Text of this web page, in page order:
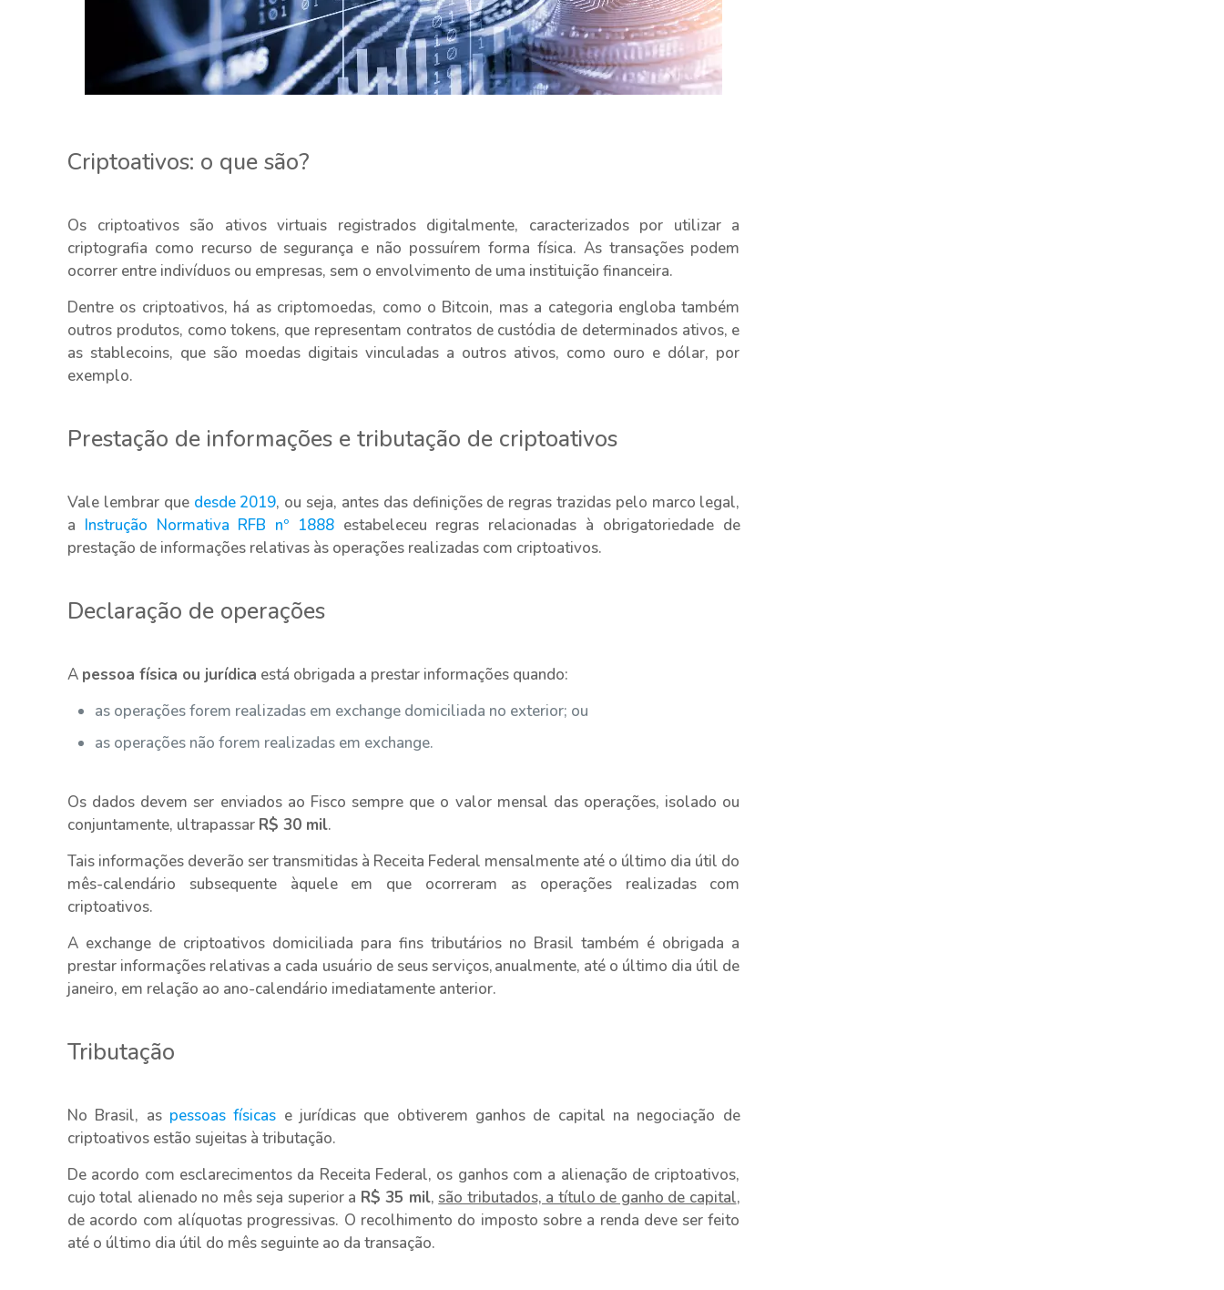
Criptoativos: o que são?
Os criptoativos são ativos virtuais registrados digitalmente, caracterizados por utilizar a
criptografia como recurso de segurança e não possuírem forma física. As transações podem
ocorrer entre indivíduos ou empresas, sem o envolvimento de uma instituição financeira.
Dentre os criptoativos, há as criptomoedas, como o Bitcoin, mas a categoria engloba também
outros produtos, como tokens, que representam contratos de custódia de determinados ativos, e
as stablecoins, que são moedas digitais vinculadas a outros ativos, como ouro e dólar, por
exemplo.
Prestação de informações e tributação de criptoativos
Vale lembrar que desde 2019, ou seja, antes das definições de regras trazidas pelo marco legal,
a Instrução Normativa RFB nº 1888estabeleceu regras relacionadas à obrigatoriedade de
prestação de informações relativas às operações realizadas com criptoativos.
Declaração de operações
A pessoa física ou jurídica está obrigada a prestar informações quando:
as operações forem realizadas em exchange domiciliada no exterior; ou
as operações não forem realizadas em exchange.
Os dados devem ser enviados ao Fisco sempre que o valor mensal das operações, isolado ou
conjuntamente, ultrapassar R$ 30 mil.
Tais informações deverão ser transmitidas à Receita Federal mensalmente até o último dia útil do
mês-calendário subsequente àquele em que ocorreram as operações realizadas com
criptoativos.
A exchange de criptoativos domiciliada para fins tributários no Brasil também é obrigada a
prestar informações relativas a cada usuário de seus serviços, anualmente, até o último dia útil de
janeiro, em relação ao ano-calendário imediatamente anterior.
Tributação
No Brasil, as pessoas físicas e jurídicas que obtiverem ganhos de capital na negociação de
criptoativos estão sujeitas à tributação.
De acordo com esclarecimentos da Receita Federal, os ganhos com a alienação de criptoativos,
cujo total alienado no mês seja superior a R$ 35 mil,são tributados, a título de ganho de capital,
de acordo com alíquotas progressivas. O recolhimento do imposto sobre a renda deve ser feito
até o último dia útil do mês seguinte ao da transação.